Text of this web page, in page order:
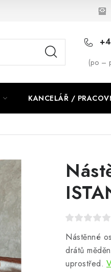
NBM+
(po –
KANCELÁŘ /
Nástěnné
drátů
uprostřed.